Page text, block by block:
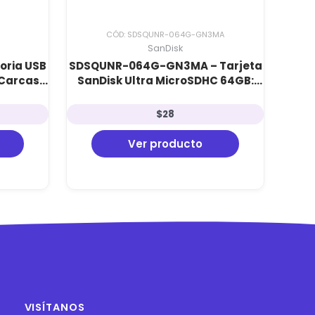
USB
CÓD: SDSQUNR-064G-GN3MA
SanDisk
SDSQUNR-064G-GN3MA – Tarjeta
SanDisk Ultra MicroSDHC 64GB:
Adaptador SD
$28
Ver producto
VISÍTANOS